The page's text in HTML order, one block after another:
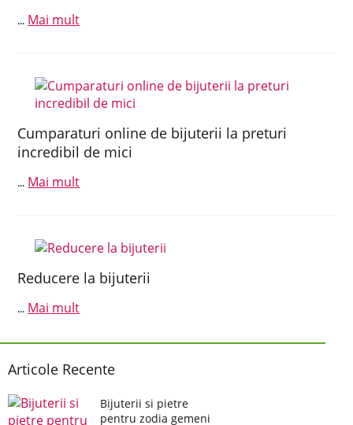
... Mai mult
Cumparaturi online de bijuterii la preturi
incredibil de mici
... Mai mult
Reducere la bijuterii
... Mai mult
Articole Recente
Bijuterii si pietre
pentru zodia gemeni